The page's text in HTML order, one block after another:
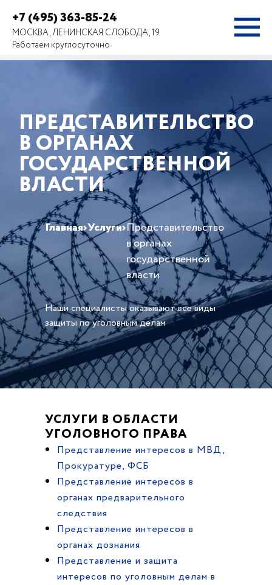
+7 (495) 363-85-24
МОСКВА, ЛЕНИНСКАЯ СЛОБОДА, 19
Работаем круглосуточно
ПРЕДСТАВИТЕЛЬСТВО
В ОРГАНАХ
ГОСУДАРСТВЕННОЙ
ВЛАСТИ
Главная›Услуги›Представительство
в органах
государственной
власти
Наши специалисты оказывают все виды
защиты по уголовным делам
УСЛУГИ В ОБЛАСТИ
УГОЛОВНОГО ПРАВА
Представление интересов в МВД,
Прокуратуре, ФСБ
Представление интересов в
органах предварительного
следствия
Представление интересов в
органах дознания
Представление и защита
интересов по уголовным делам в